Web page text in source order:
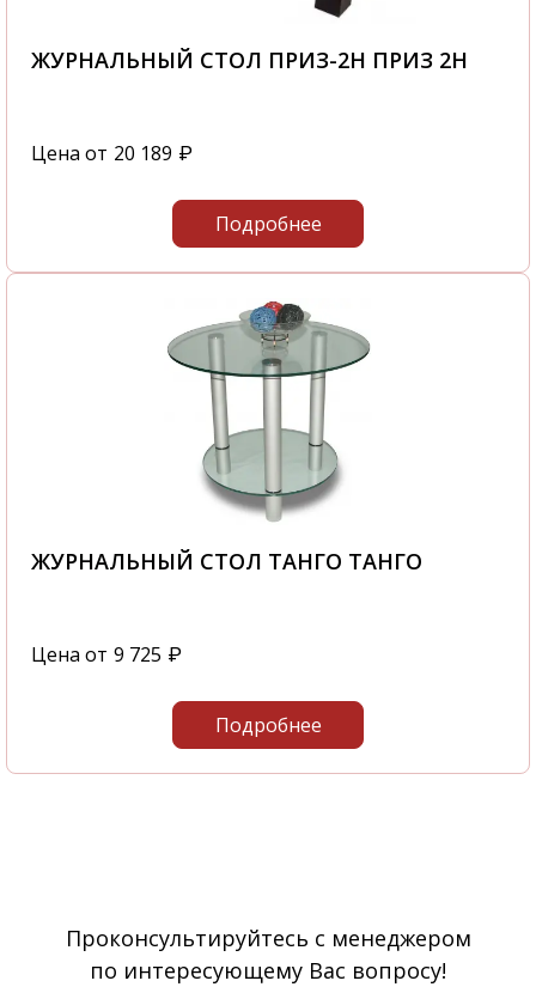
ЖУРНАЛЬНЫЙ СТОЛ ПРИЗ-2Н ПРИЗ 2Н
Цена от 20 189 ₽
Подробнее
ЖУРНАЛЬНЫЙ СТОЛ ТАНГО ТАНГО
Цена от 9 725 ₽
Подробнее
Проконсультируйтесь с менеджером
по интересующему Вас вопросу!